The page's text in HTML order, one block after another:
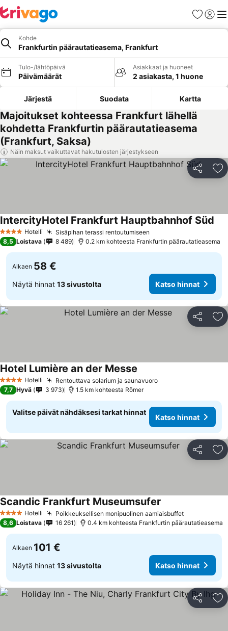
Suosikit
Kohde
Frankfurtin päärautatieasema, Frankfurt
Tulo-/lähtöpäivä
Päivämäärät
Asiakkaat ja huoneet
2 asiakasta, 1 huone
Järjestä Suodata Kartta
Majoitukset kohteessa Frankfurt lähellä
kohdetta Frankfurtin päärautatieasema
(Frankfurt, Saksa)
Näin maksut vaikuttavat hakutulosten järjestykseen
Jaa
4 Tähtiluokitus
Hotelli Sisäpihan terassi rentoutumiseen
IntercityHotel Frankfurt Hauptbahnhof Süd
8,5 Loistava 8 489 0.2 km kohteesta Frankfurtin päärautatieasema
Alkaen 58 €
Näytä hinnat 13 sivustolta Katso hinnat
Jaa
4 Tähtiluokitus
Hotelli Rentouttava solarium ja saunavuoroKatso hinnat
Hotel Lumière an der Messe
7,7 Hyvä 3 973 1.5 km kohteesta Römer
Valitse päivät nähdäksesi tarkat hinnat
Katso hinnat
Jaa
4 Tähtiluokitus
Hotelli Poikkeuksellisen monipuolinen aamiaisbuffetKatso
Scandic Frankfurt Museumsufer
8,6 Loistava 16 261 0.4 km kohteesta Frankfurtin päärautatieasema
Alkaen 101 €
Näytä hinnat 13 sivustolta Katso hinnat
Jaa